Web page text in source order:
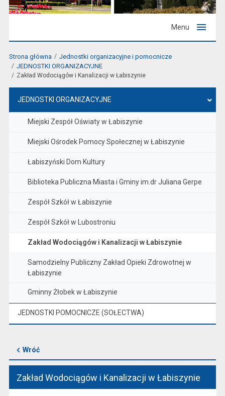
Menu
Strona główna
Jednostki organizacyjne i pomocnicze
JEDNOSTKI ORGANIZACYJNE
Zakład Wodociągów i Kanalizacji w Łabiszynie
JEDNOSTKI ORGANIZACYJNE
Miejski Zespół Oświaty w Łabiszynie
Miejski Ośrodek Pomocy Społecznej w Łabiszynie
Łabiszyński Dom Kultury
Biblioteka Publiczna Miasta i Gminy im.dr Juliana Gerpe
Zespół Szkół w Łabiszynie
Zespół Szkół w Lubostroniu
Zakład Wodociągów i Kanalizacji w Łabiszynie
Samodzielny Publiczny Zakład Opieki Zdrowotnej w
Łabiszynie
Gminny Żłobek w Łabiszynie
JEDNOSTKI POMOCNICZE (SOŁECTWA)
Wróć
Zakład Wodociągów i Kanalizacji w Łabiszynie